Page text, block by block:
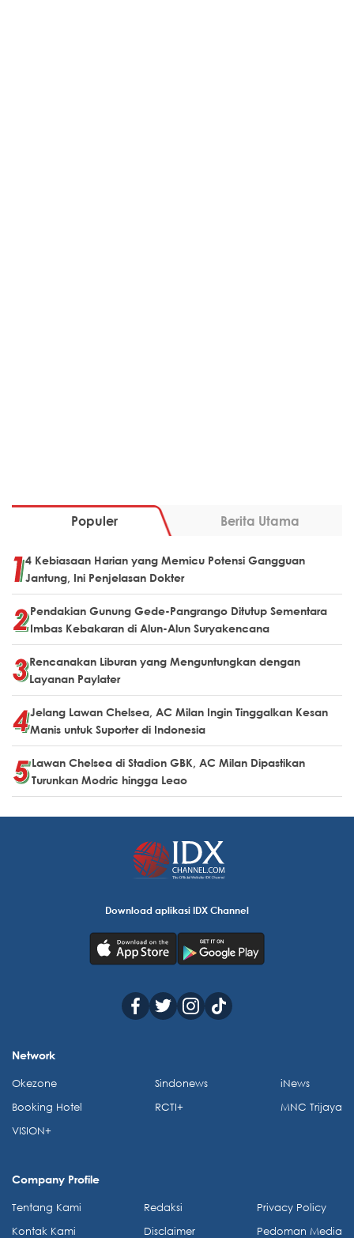
Populer Berita Utama
4 Kebiasaan Harian yang Memicu Potensi Gangguan
Jantung, Ini Penjelasan Dokter
Pendakian Gunung Gede-Pangrango Ditutup Sementara
Imbas Kebakaran di Alun-Alun Suryakencana
Rencanakan Liburan yang Menguntungkan dengan
Layanan Paylater
Jelang Lawan Chelsea, AC Milan Ingin Tinggalkan Kesan
Manis untuk Suporter di Indonesia
Lawan Chelsea di Stadion GBK, AC Milan Dipastikan
Turunkan Modric hingga Leao
Download aplikasi IDX Channel
Network
Okezone
Booking Hotel
VISION+
Sindonews
RCTI+
iNews
MNC Trijaya
Company Profile
Tentang Kami
Kontak Kami
Redaksi
Disclaimer
Privacy Policy
Pedoman Media